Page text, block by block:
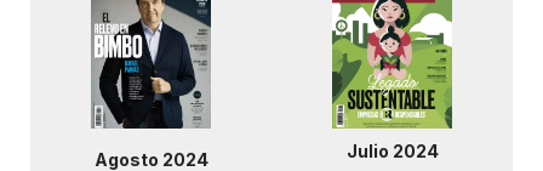
Agosto 2024 Julio 2024